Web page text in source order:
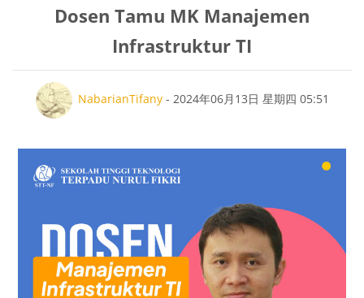
Dosen Tamu MK Manajemen
Infrastruktur TI
NabarianTifany- 2024年06月13日 星期四 05:51
回帖数：0